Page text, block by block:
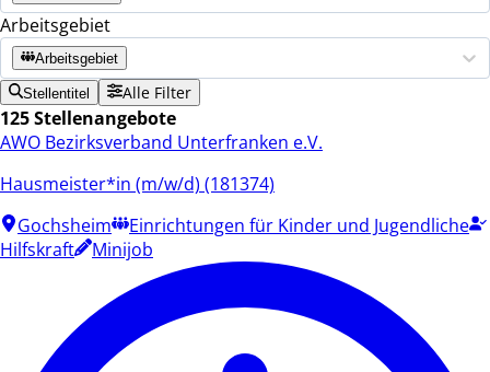
Arbeitsgebiet
Arbeitsgebiet
Stellentitel Alle Filter
125 Stellenangebote
AWO Bezirksverband Unterfranken e.V.
Hausmeister*in (m/w/d) (181374)
Gochsheim
Einrichtungen für Kinder und Jugendliche
Hilfskraft
Minijob